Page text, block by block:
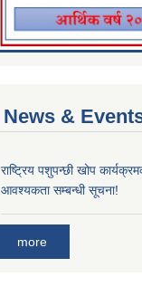
News &
राष्ट्रिय पशुपन्छी खोप
आवश्यकता सम्बन्धी सूचना!
more